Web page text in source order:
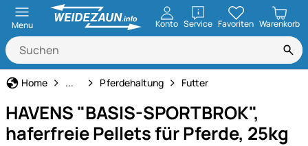
Menu Konto ServiceöffnenFavoriten Warenkorb
Home Tierbedarf
... Pferdehaltung Futter
HAVENS "BASIS-SPORTBROK",
haferfreie Pellets für Pferde, 25kg